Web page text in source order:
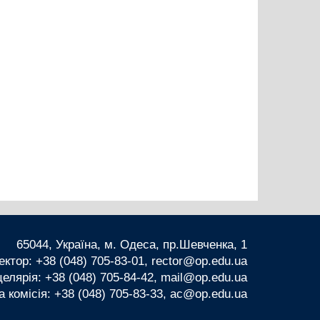
65044, Україна, м. Одеса, пр.Шевченка, 1
+38 (048) 705-83-01, rector@op.edu.ua
+38 (048) 705-84-42, mail@op.edu.ua
комісія: +38 (048) 705-83-33, ac@op.edu.ua